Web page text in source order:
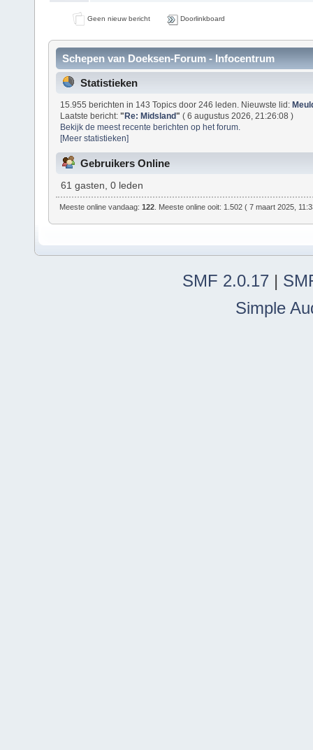
Geen nieuw bericht Doorlinkboard
Schepen van Doeksen-Forum - Infocentrum
Statistieken
15.955 berichten in 143 Topics door 246 leden. Nieuwste lid:
Laatste bericht:"Re: Midsland" ( 6 augustus 2026, 21:26:08 )
Bekijk de meest recente berichten op het forum.
[Meer statistieken]
Gebruikers Online
61 gasten, 0 leden
Meeste online vandaag:122 . Meeste online ooit: 1.502 ( 7 maart 2025,
SMF 2.0.17 |
Simple